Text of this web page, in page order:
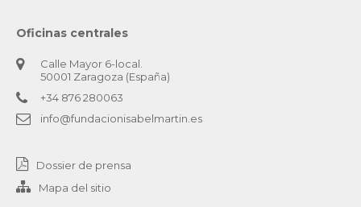
Oficinas centrales
Calle Mayor 6-local.
50001 Zaragoza (España)
+34 876 280063
info@fundacionisabelmartin.es
Dossier de prensa
Mapa del sitio